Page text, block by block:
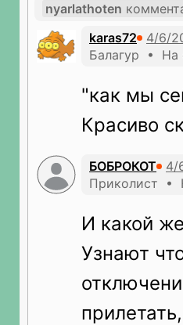
nyarlathoten
karas72
Балагур • На
"как мы
Красиво
БОБРОКОТ
Приколист •
И какой
Узнают